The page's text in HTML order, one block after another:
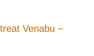
Venabu −